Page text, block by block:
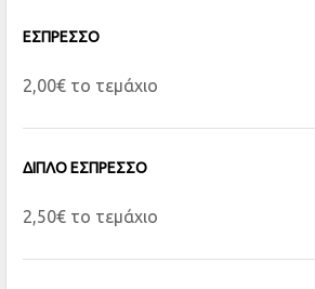
ΕΣΠΡΕΣΣΟ
2,00€ το τεμάχιο
ΔΙΠΛΟ ΕΣΠΡΕΣΣΟ
2,50€ το τεμάχιο